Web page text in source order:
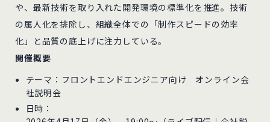
や、最新技術を取り入れた開発環境の標準化を推進。技術
の属人化を排除し、組織全体での「制作スピードの効率
化」と品質の底上げに注力している。
開催概要
テーマ：フロントエンドエンジニア向け オンライン会
社説明会
日時：